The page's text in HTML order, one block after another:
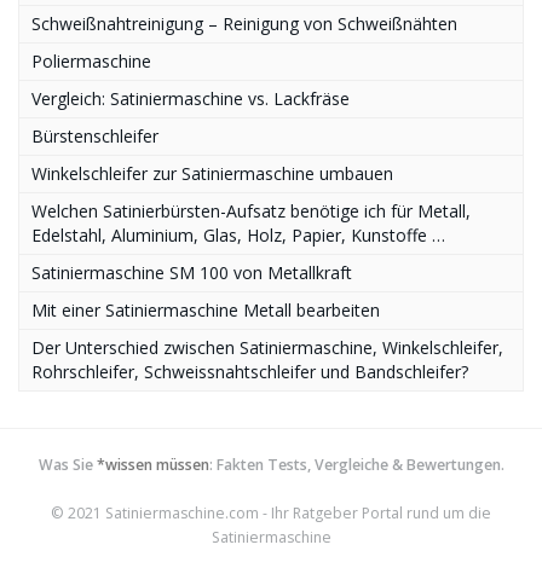
Schweißnahtreinigung – Reinigung von Schweißnähten
Poliermaschine
Vergleich: Satiniermaschine vs. Lackfräse
Bürstenschleifer
Winkelschleifer zur Satiniermaschine umbauen
Welchen Satinierbürsten-Aufsatz benötige ich für Metall,
Edelstahl, Aluminium, Glas, Holz, Papier, Kunstoffe …
Satiniermaschine SM 100 von Metallkraft
Mit einer Satiniermaschine Metall bearbeiten
Der Unterschied zwischen Satiniermaschine, Winkelschleifer,
Rohrschleifer, Schweissnahtschleifer und Bandschleifer?
Was Sie*wissen müssen: Fakten Tests, Vergleiche & Bewertungen.
© 2021 Satiniermaschine.com - Ihr Ratgeber Portal rund um die
Satiniermaschine